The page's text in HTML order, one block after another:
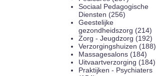
Sociaal Pedagogische
Diensten (256)
Geestelijke
gezondheidszorg (214)
Zorg - Jeugdzorg (192)
Verzorgingshuizen (188)
Massagesalons (184)
Uitvaartverzorging (184)
Praktijken - Psychiaters